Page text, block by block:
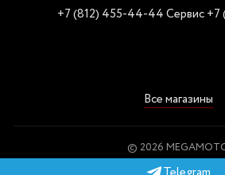
+7 (812) 455-44-44Сервис +7
Все магазины
© 2026
Пользовательское